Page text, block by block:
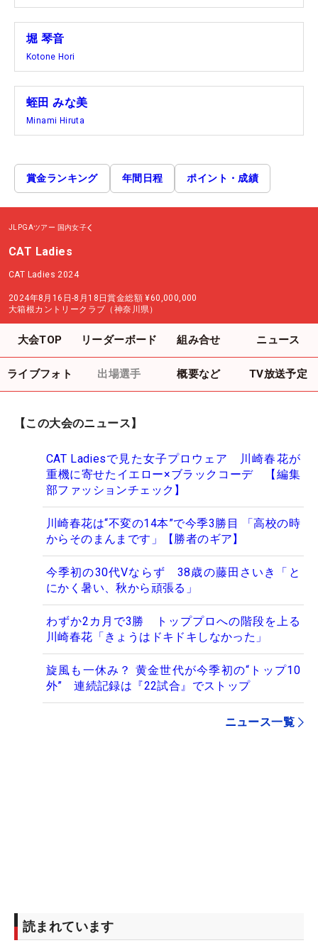
堀 琴音
Kotone Hori
蛭田 みな美
Minami Hiruta
賞金ランキング 年間日程 ポイント・成績
JLPGAツアー 国内女子
CAT Ladies
CAT Ladies 2024
2024年8月16日-8月18日賞金総額 ¥60,000,000
大箱根カントリークラブ（神奈川県）
大会TOP リーダーボード 組み合せ ニュース
ライブフォト 出場選手 概要など TV放送予定
【この大会のニュース】
CAT Ladiesで見た女子プロウェア 川崎春花が
重機に寄せたイエロー×ブラックコーデ 【編集
部ファッションチェック】
川崎春花は“不変の14本”で今季3勝目 「高校の時
からそのまんまです」【勝者のギア】
今季初の30代Vならず 38歳の藤田さいき「と
にかく暑い、秋から頑張る」
わずか2カ月で3勝 トッププロへの階段を上る
川崎春花「きょうはドキドキしなかった」
旋風も一休み？ 黄金世代が今季初の“トップ10
外” 連続記録は『22試合』でストップ
ニュース一覧
読まれています